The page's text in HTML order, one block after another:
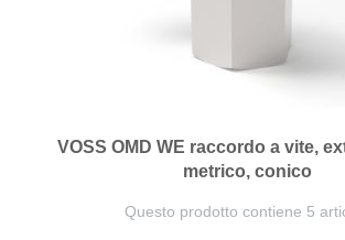
VOSS OMD WE raccordo a vite,
metrico, conico
Questo prodotto contiene 5